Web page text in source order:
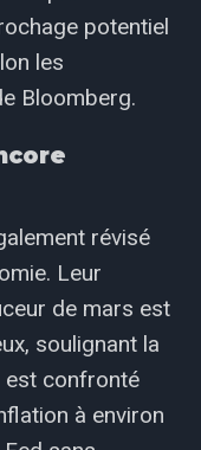
potentiel
les
Bloomberg.
révisé
Leur
de mars est
soulignant la
est confronté
à environ